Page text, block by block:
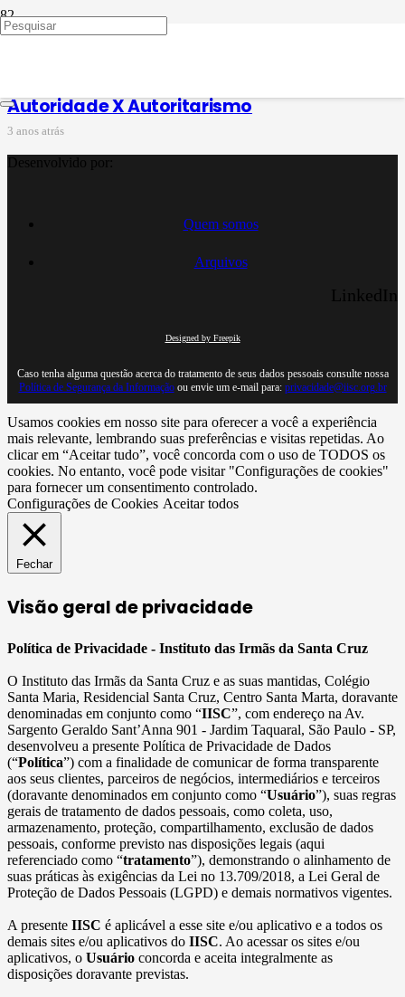
autoritarismo e educação
Autoridade X Autoritarismo
3 anos atrás
Desenvolvido por:
Quem somos
Arquivos
LinkedIn
Designed by Freepik
Caso tenha alguma questão acerca do tratamento de seus dados pessoais consulte nossa
Política de Segurança da Informaçãoou envie um e-mail para: privacidade@iisc.org.br
Usamos cookies em nosso site para oferecer a você a experiência
mais relevante, lembrando suas preferências e visitas repetidas. Ao
clicar em “Aceitar tudo”, você concorda com o uso de TODOS os
cookies. No entanto, você pode visitar "Configurações de cookies"
para fornecer um consentimento controlado.
Configurações de Cookies Aceitar todos
Fechar
Visão geral de privacidade
Política de Privacidade - Instituto das Irmãs da Santa Cruz
O Instituto das Irmãs da Santa Cruz e as suas mantidas, Colégio
Santa Maria, Residencial Santa Cruz, Centro Santa Marta, doravante
denominadas em conjunto como “IISC”, com endereço na Av.
Sargento Geraldo Sant’Anna 901 - Jardim Taquaral, São Paulo - SP,
desenvolveu a presente Política de Privacidade de Dados
(“Política”) com a finalidade de comunicar de forma transparente
aos seus clientes, parceiros de negócios, intermediários e terceiros
(doravante denominados em conjunto como “Usuário”), suas regras
gerais de tratamento de dados pessoais, como coleta, uso,
armazenamento, proteção, compartilhamento, exclusão de dados
pessoais, conforme previsto nas disposições legais (aqui
referenciado como “tratamento”), demonstrando o alinhamento de
suas práticas às exigências da Lei no 13.709/2018, a Lei Geral de
Proteção de Dados Pessoais (LGPD) e demais normativos vigentes.
A presente IISC é aplicável a esse site e/ou aplicativo e a todos os
demais sites e/ou aplicativos do IISC. Ao acessar os sites e/ou
aplicativos, o Usuário concorda e aceita integralmente as
disposições doravante previstas.